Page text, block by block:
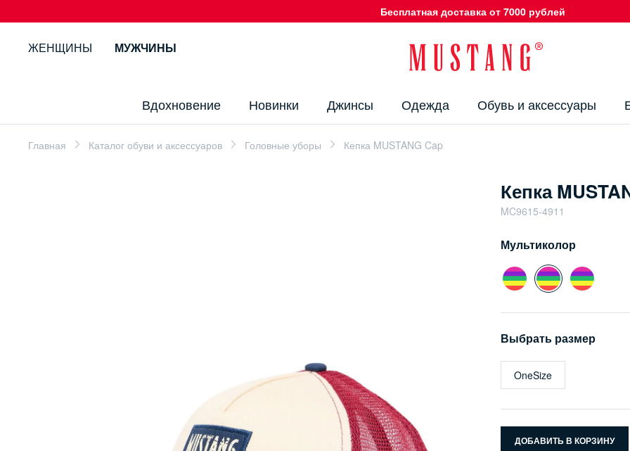
Бесплатная доставка от 7000 рублей
ЖЕНЩИНЫ МУЖЧИНЫ
Вдохновение Новинки Джинсы Одежда Обувь и аксессуары
Главная Каталог обуви и аксессуаров Головные уборы Кепка MUSTANG Cap
Кепка
MC9615-4911
Мультиколор
Выбрать размер
OneSize
ДОБАВИТЬ В КОРЗИНУ